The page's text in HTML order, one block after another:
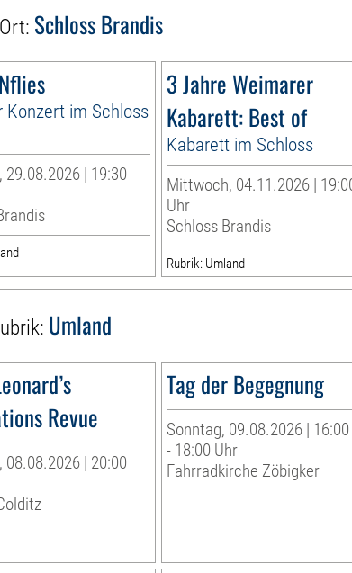
Schloss Brandis
Konzert im Schloss
29.08.2026 | 19:30
3 Jahre Weimarer
Kabarett: Best of
Kabarett im Schloss
Mittwoch, 04.11.2026 |
Uhr
Schloss Brandis
Rubrik: Umland
Umland
Revue
08.08.2026 | 20:00
Tag der Begegnung
Sonntag, 09.08.2026 |
- 18:00 Uhr
Fahrradkirche Zöbigker